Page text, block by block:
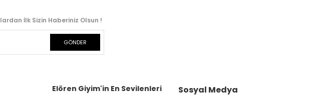
İlk Sizin Haberiniz Olsun !
GÖNDER
Elören Giyim'in En Sevilenleri Sosyal Medya